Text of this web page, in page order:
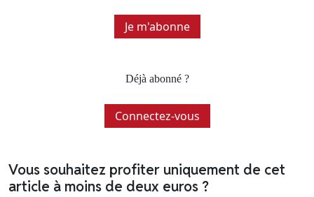
Je m'abonne
Déjà abonné ?
Connectez-vous
Vous souhaitez profiter uniquement de cet
article à moins de deux euros ?